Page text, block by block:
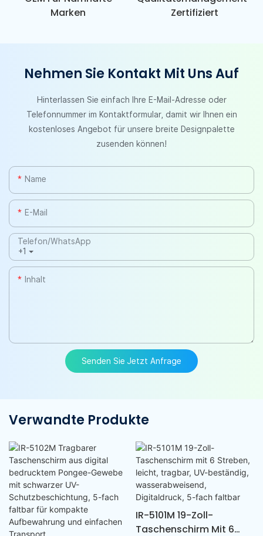
Marken
Zertifiziert
Nehmen Sie Kontakt Mit Uns Auf
Hinterlassen Sie einfach Ihre E-Mail-Adresse oder
Telefonnummer im Kontaktformular, damit wir Ihnen ein
kostenloses Angebot für unsere breite Designpalette
zusenden können!
Name
E-Mail
+1
Telefon/WhatsApp
Inhalt
Senden Sie Jetzt Anfrage
Verwandte Produkte
IR-5101M 19-Zoll-
Taschenschirm Mit 6